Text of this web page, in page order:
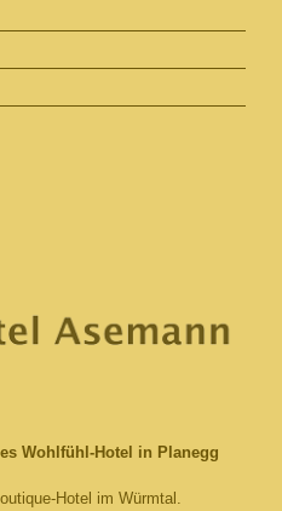
Wohlfühl-Hotel in Planegg
Hotel im Würmtal.